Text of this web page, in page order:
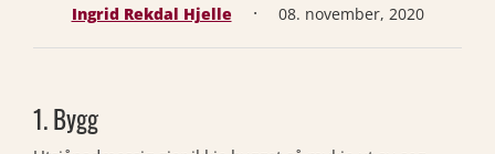
Ingrid Rekdal Hjelle · 08. november, 2020
1. Bygg